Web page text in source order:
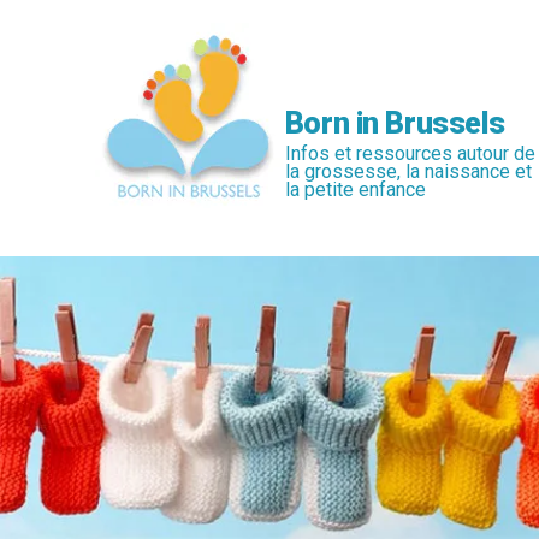
Born in Brussels
Infos et ressources autour de
la grossesse, la naissance et
la petite enfance